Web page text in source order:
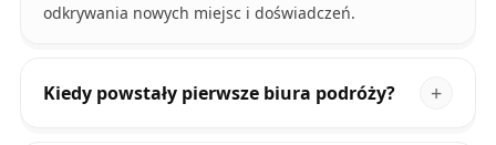
odkrywania nowych miejsc i doświadczeń.
Kiedy powstały pierwsze biura podróży?